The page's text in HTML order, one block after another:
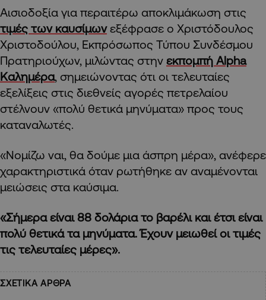
Αισιοδοξία για περαιτέρω αποκλιμάκωση στις
τιμές των καυσίμωνεξέφρασε ο Χριστόδουλος
Χριστοδούλου, Εκπρόσωπος Τύπου Συνδέσμου
Πρατηριούχων, μιλώντας στην εκπομπή Alpha
Καλημέρα, σημειώνοντας ότι οι τελευταίες
εξελίξεις στις διεθνείς αγορές πετρελαίου
στέλνουν «πολύ θετικά μηνύματα» προς τους
καταναλωτές.
«Νομίζω ναι, θα δούμε μια άσπρη μέρα», ανέφερε
χαρακτηριστικά όταν ρωτήθηκε αν αναμένονται
μειώσεις στα καύσιμα.
«Σήμερα είναι 88 δολάρια το βαρέλι και έτσι είναι
πολύ θετικά τα μηνύματα. Έχουν μειωθεί οι τιμές
τις τελευταίες μέρες».
ΣΧΕΤΙΚΑ ΑΡΘΡΑ